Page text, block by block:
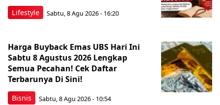
Lifestyle Sabtu, 8 Agu 2026 - 16:20
Bisnis
Harga Buyback Emas UBS Hari Ini
Sabtu 8 Agustus 2026 Lengkap
Semua Pecahan! Cek Daftar
Terbarunya Di Sini!
Sabtu, 8 Agu 2026 - 10:54